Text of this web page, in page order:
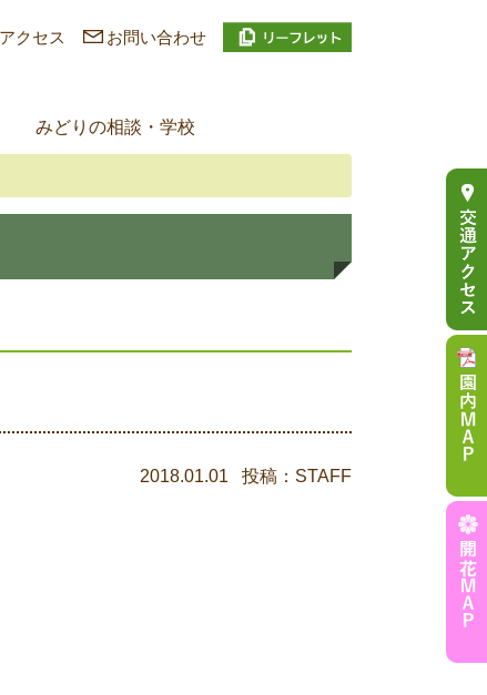
クセス お問い合わせ
みどりの相談・学校
2018.01.01 投稿：STAFF